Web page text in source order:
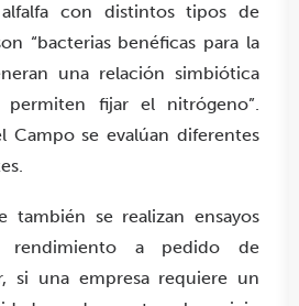
con distintos tipos de
“bacterias benéficas para la
una relación simbiótica
fijar el nitrógeno”.
Campo se evalúan diferentes
también se realizan ensayos
rendimiento a pedido de
si una empresa requiere un